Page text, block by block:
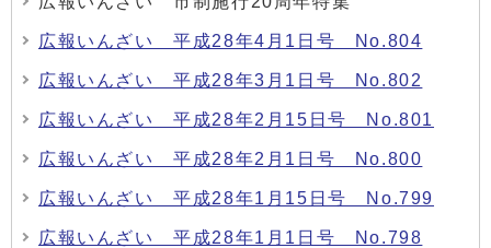
広報いんざい 平成28年4月1日号 No.804
広報いんざい 平成28年3月1日号 No.802
広報いんざい 平成28年2月15日号 No.801
広報いんざい 平成28年2月1日号 No.800
広報いんざい 平成28年1月15日号 No.799
広報いんざい 平成28年1月1日号 No.798